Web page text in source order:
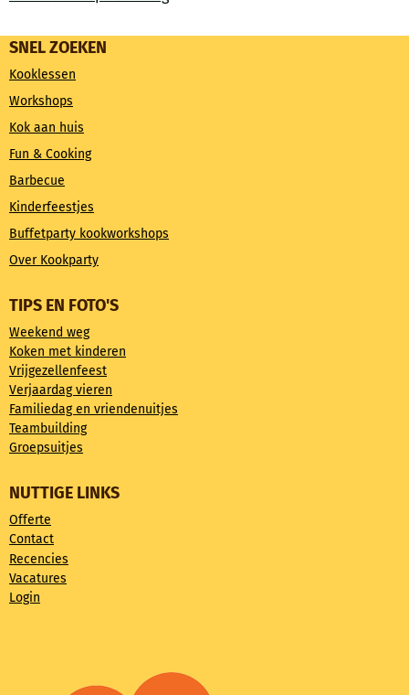
SNEL ZOEKEN
Kooklessen
Workshops
Kok aan huis
Fun & Cooking
Barbecue
Kinderfeestjes
Buffetparty kookworkshops
Over Kookparty
TIPS EN FOTO'S
Weekend weg
Koken met kinderen
Vrijgezellenfeest
Verjaardag vieren
Familiedag en vriendenuitjes
Teambuilding
Groepsuitjes
NUTTIGE LINKS
Offerte
Contact
Recencies
Vacatures
Login